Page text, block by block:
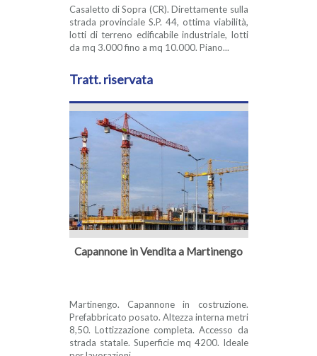
Casaletto di Sopra (CR). Direttamente sulla
strada provinciale S.P. 44, ottima viabilità,
lotti di terreno edificabile industriale, lotti
da mq 3.000 fino a mq 10.000. Piano...
Tratt. riservata
Capannone in Vendita a Martinengo
Martinengo. Capannone in costruzione.
Prefabbricato posato. Altezza interna metri
8,50. Lottizzazione completa. Accesso da
strada statale. Superficie mq 4200. Ideale